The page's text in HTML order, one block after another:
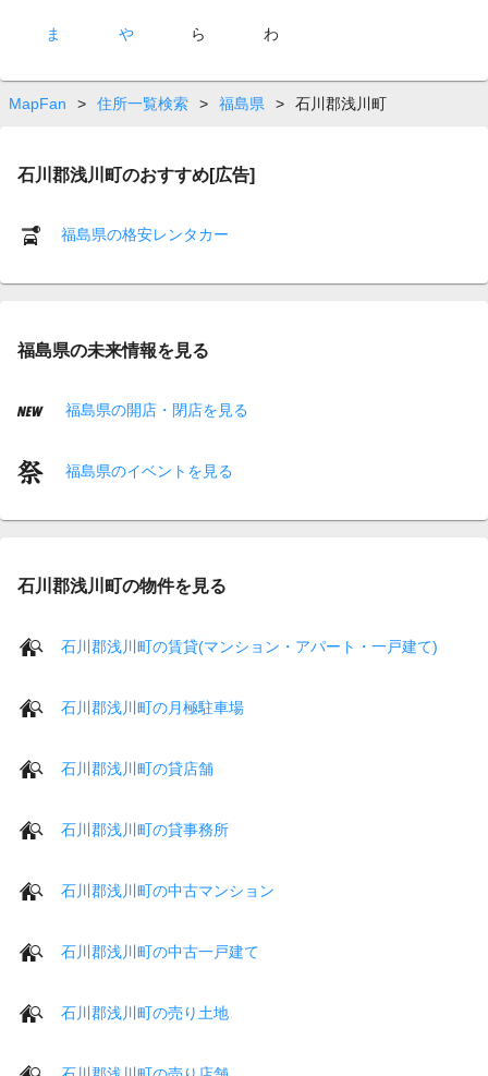
ま や ら わ
MapFan > 住所一覧検索 > 福島県 > 石川郡浅川町
石川郡浅川町のおすすめ[広告]
福島県の格安レンタカー
福島県の未来情報を見る
福島県の開店・閉店を見る
福島県のイベントを見る
石川郡浅川町の物件を見る
石川郡浅川町の賃貸(マンション・アパート・一戸建て)
石川郡浅川町の月極駐車場
石川郡浅川町の貸店舗
石川郡浅川町の貸事務所
石川郡浅川町の中古マンション
石川郡浅川町の中古一戸建て
石川郡浅川町の売り土地